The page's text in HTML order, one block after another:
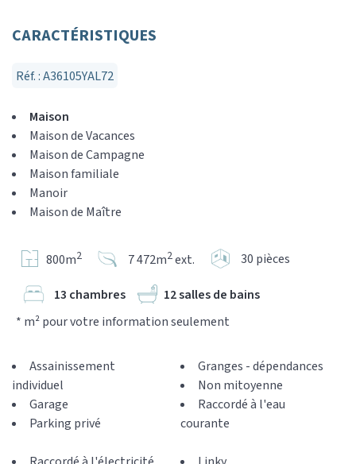
CARACTÉRISTIQUES
Réf. : A36105YAL72
Maison
Maison de Vacances
Maison de Campagne
Maison familiale
Manoir
Maison de Maître
800m2 7 472m2ext. 30 pièces
13 chambres
12 salles de bains
* m² pour votre information seulement
Assainissement
individuel
Garage
Parking privé
Granges - dépendances
Non mitoyenne
Raccordé à l'eau
courante